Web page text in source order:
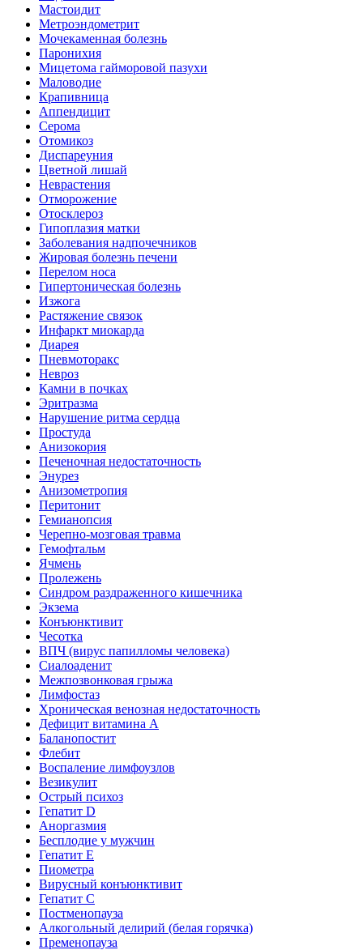
Мастоидит
Метроэндометрит
Мочекаменная болезнь
Паронихия
Мицетома гайморовой пазухи
Маловодие
Крапивница
Аппендицит
Серома
Отомикоз
Диспареуния
Цветной лишай
Неврастения
Отморожение
Отосклероз
Гипоплазия матки
Заболевания надпочечников
Жировая болезнь печени
Перелом носа
Гипертоническая болезнь
Изжога
Растяжение связок
Инфаркт миокарда
Диарея
Пневмоторакс
Невроз
Камни в почках
Эритразма
Нарушение ритма сердца
Простуда
Анизокория
Печеночная недостаточность
Энурез
Анизометропия
Перитонит
Гемианопсия
Черепно-мозговая травма
Гемофтальм
Ячмень
Пролежень
Синдром раздраженного кишечника
Экзема
Конъюнктивит
Чесотка
ВПЧ (вирус папилломы человека)
Сиалоаденит
Межпозвонковая грыжа
Лимфостаз
Хроническая венозная недостаточность
Дефицит витамина А
Баланопостит
Флебит
Воспаление лимфоузлов
Везикулит
Острый психоз
Гепатит D
Аноргазмия
Бесплодие у мужчин
Гепатит E
Пиометра
Вирусный конъюнктивит
Гепатит C
Постменопауза
Алкогольный делирий (белая горячка)
Пременопауза